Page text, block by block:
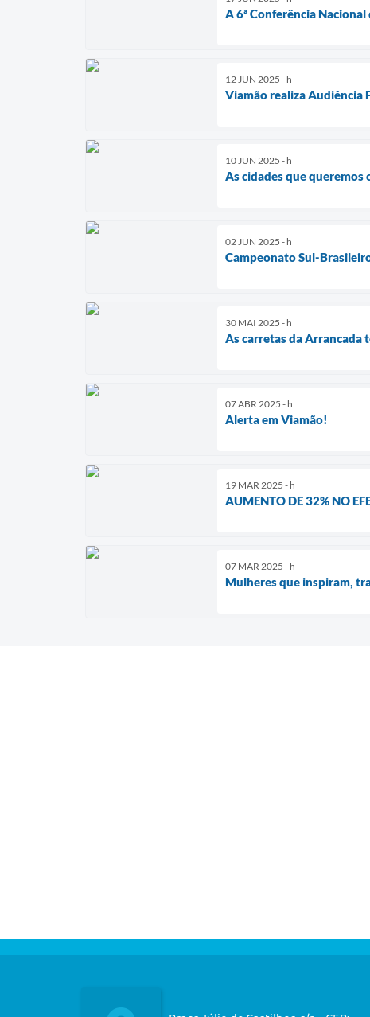
A 6ª Conferência
12 JUN 2025 - h
Viamão realiza Audiência
10 JUN 2025 - h
As cidades que queremos
02 JUN 2025 - h
Campeonato Sul-
30 MAI 2025 - h
As carretas da Arrancada
07 ABR 2025 - h
Alerta em Viamão!
19 MAR 2025 - h
AUMENTO DE 32% NO
07 MAR 2025 - h
Mulheres que inspiram,